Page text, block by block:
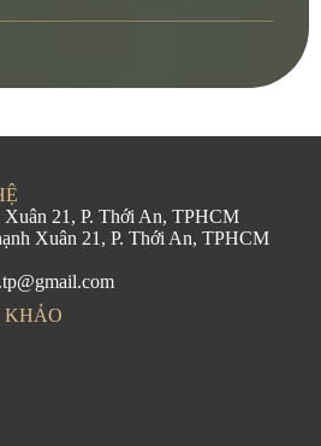
Xuân 21, P. Thới An, TPHCM
Xuân 21, P. Thới An, TPHCM
KHẢO